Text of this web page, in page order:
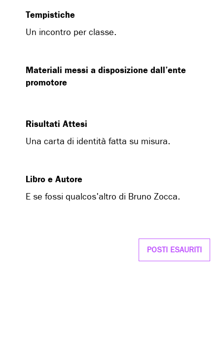
Tempistiche
Un incontro per classe.
Materiali messi a disposizione dall’ente
promotore
Risultati Attesi
Una carta di identità fatta su misura.
Libro e Autore
E se fossi qualcos'altro di Bruno Zocca.
POSTI ESAURITI